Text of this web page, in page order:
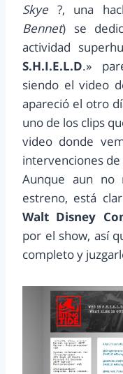
Skye ?, una
Bennet) se
actividad
S.H.I.E.L.D.»
siendo el video
apareció el otro
uno de los clips
video donde
intervenciones de
Aunque aun no
estreno, está
Walt Disney
por el show, así
completo y